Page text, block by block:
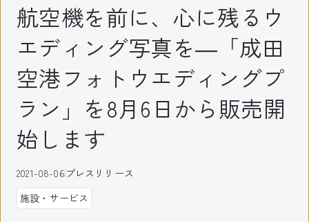
航空機を前に、心に残るウ
エディング写真を―「成田
空港フォトウエディングプ
ラン」を8月6日から販売開
始します
2021-08-06プレスリリース
施設・サービス